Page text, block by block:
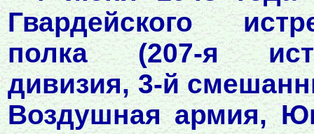
Гвардейского
полка (207-я
дивизия, 3-й
Воздушная армия,